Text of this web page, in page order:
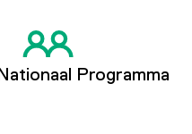
Programma